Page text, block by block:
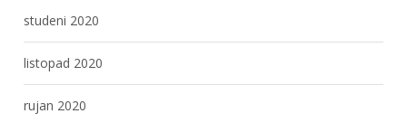
studeni 2020
listopad 2020
rujan 2020